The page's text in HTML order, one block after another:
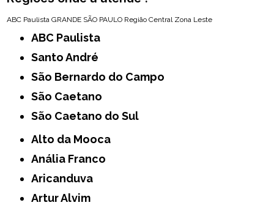
ABC Paulista GRANDE SÃO PAULO Região Central Zona Leste
ABC Paulista
Santo André
São Bernardo do Campo
São Caetano
São Caetano do Sul
Alto da Mooca
Anália Franco
Aricanduva
Artur Alvim